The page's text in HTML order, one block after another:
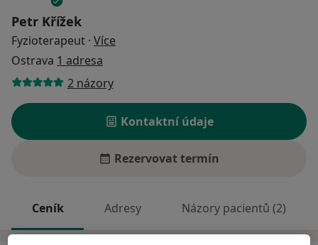
Petr Křížek
Fyzioterapeut · Více
Ostrava 1 adresa
2 názory
Kontaktní údaje
Rezervovat termín
Ceník Adresy Názory pacientů (2)